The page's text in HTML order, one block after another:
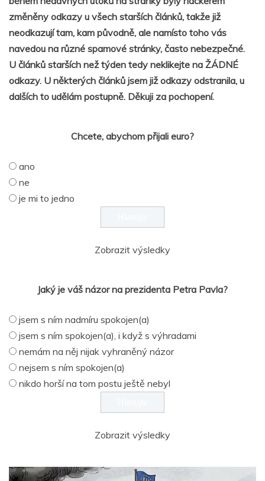
změněny odkazy u všech starších článků, takže již
neodkazují tam, kam původně, ale namísto toho vás
navedou na různé spamové stránky, často nebezpečné.
U článků starších než týden tedy neklikejte na ŽÁDNÉ
odkazy. U některých článků jsem již odkazy odstranila, u
dalších to udělám postupně. Děkuji za pochopení.
Chcete, abychom přijali euro?
ano
ne
je mi to jedno
Zobrazit výsledky
Jaký je váš názor na prezidenta Petra Pavla?
jsem s ním nadmíru spokojen(a)
jsem s ním spokojen(a), i když s výhradami
nemám na něj nijak vyhraněný názor
nejsem s ním spokojen(a)
nikdo horší na tom postu ještě nebyl
Zobrazit výsledky